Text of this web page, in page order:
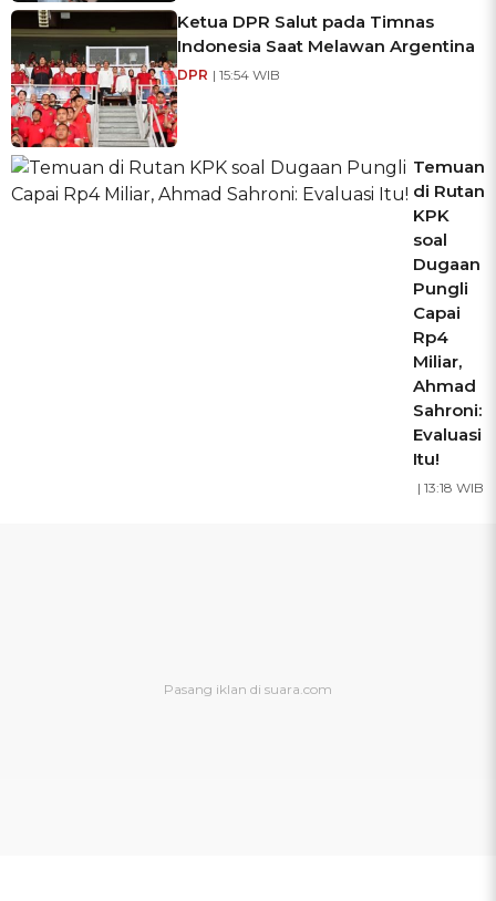
Ketua DPR Salut pada Timnas
Indonesia Saat Melawan Argentina
DPR | 15:54 WIB
Temuan
di Rutan
KPK
soal
Dugaan
Pungli
Capai
Rp4
Miliar,
Ahmad
Sahroni:
Evaluasi
Itu!
| 13:18 WIB